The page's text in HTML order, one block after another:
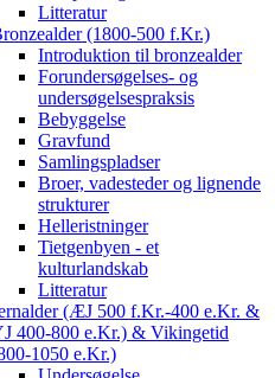
Litteratur
(1800-500 f.Kr.)
Introduktion til bronzealder
Forundersøgelses- og
undersøgelsespraksis
Bebyggelse
Gravfund
Samlingspladser
Broer, vadesteder og lignende
strukturer
Helleristninger
Tietgenbyen - et
kulturlandskab
Litteratur
(ÆJ 500 f.Kr.-400 e.Kr. &
400-800 e.Kr.) & Vikingetid
1050 e.Kr.)